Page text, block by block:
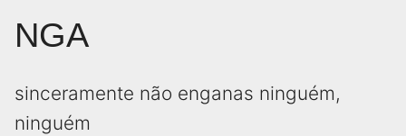
NGA
sinceramente não enganas ninguém,
ninguém